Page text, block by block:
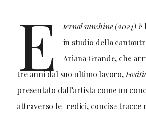
e ternal sunshine (2024) è
in studio della
Ariana Grande, che
tre anni dal suo ultimo lavoro,
presentato dall’artista come un
attraverso le tredici, concise tracce